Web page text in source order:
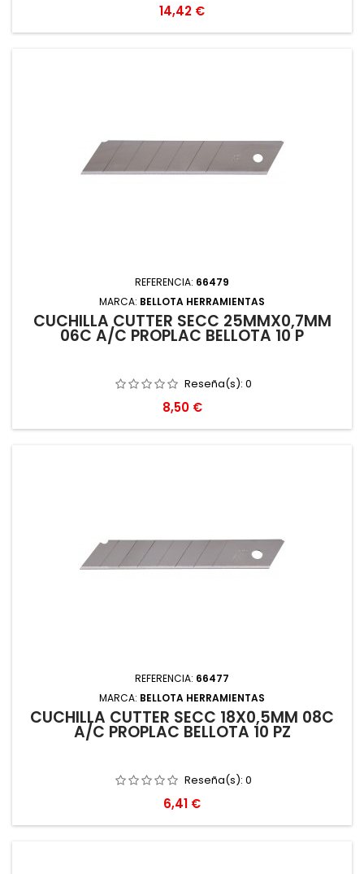
Precio
14,42 €
REFERENCIA: 66479
MARCA: BELLOTA HERRAMIENTAS
CUCHILLA CUTTER SECC 25MMX0,7MM
06C A/C PROPLAC BELLOTA 10 P
Reseña(s): 0
Precio
8,50 €
REFERENCIA: 66477
MARCA: BELLOTA HERRAMIENTAS
CUCHILLA CUTTER SECC 18X0,5MM 08C
A/C PROPLAC BELLOTA 10 PZ
Reseña(s): 0
Precio
6,41 €